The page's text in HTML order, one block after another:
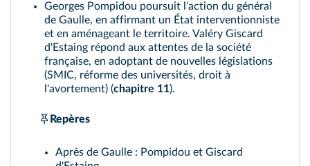
Georges Pompidou poursuit l'action du général
de Gaulle, en affirmant un État interventionniste
et en aménageant le territoire. Valéry Giscard
d'Estaing répond aux attentes de la société
française, en adoptant de nouvelles législations
(SMIC, réforme des universités, droit à
l'avortement) (chapitre 11).
Repères
Après de Gaulle : Pompidou et Giscard